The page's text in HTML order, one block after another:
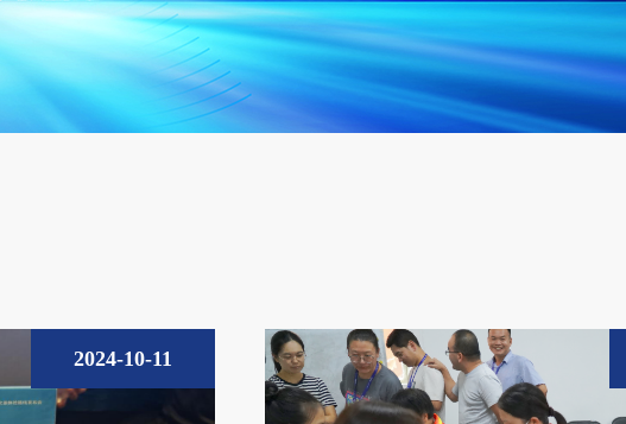
2024-10-11